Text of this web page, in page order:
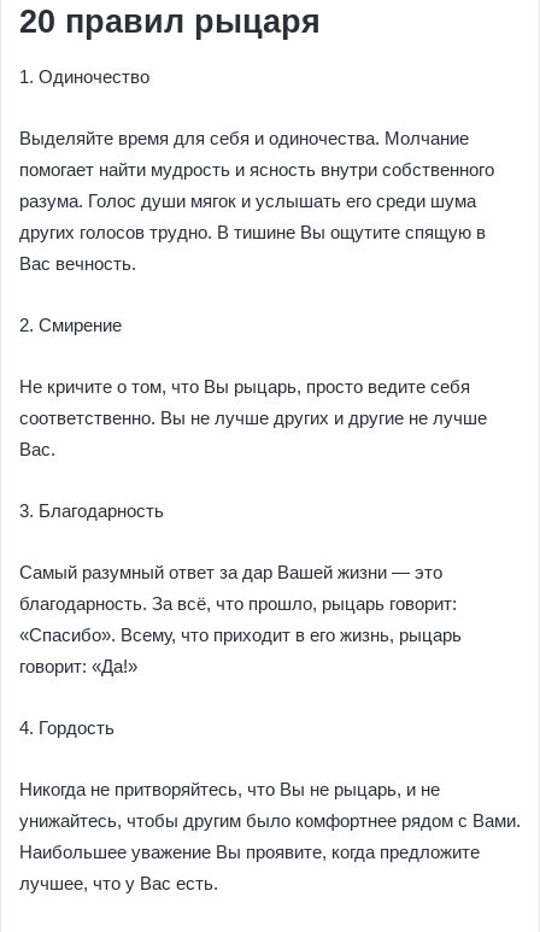
20 правил рыцаря
1. Одиночество
Выделяйте время для себя и одиночества. Молчание
помогает найти мудрость и ясность внутри собственного
разума. Голос души мягок и услышать его среди шума
других голосов трудно. В тишине Вы ощутите спящую в
Вас вечность.
2. Смирение
Не кричите о том, что Вы рыцарь, просто ведите себя
соответственно. Вы не лучше других и другие не лучше
Вас.
3. Благодарность
Самый разумный ответ за дар Вашей жизни — это
благодарность. За всё, что прошло, рыцарь говорит:
«Спасибо». Всему, что приходит в его жизнь, рыцарь
говорит: «Да!»
4. Гордость
Никогда не притворяйтесь, что Вы не рыцарь, и не
унижайтесь, чтобы другим было комфортнее рядом с Вами.
Наибольшее уважение Вы проявите, когда предложите
лучшее, что у Вас есть.